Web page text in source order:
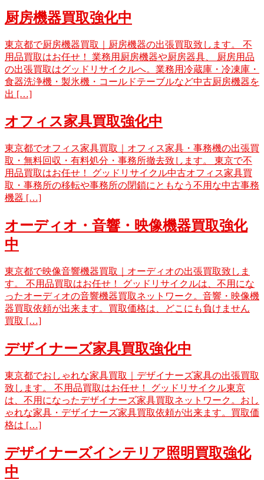
厨房機器買取強化中
東京都で厨房機器買取｜厨房機器の出張買取致します。 不
用品買取はお任せ！ 業務用厨房機器や厨房器具、 厨房用品
の出張買取はグッドリサイクルへ。業務用冷蔵庫・冷凍庫・
食器洗浄機・製氷機・コールドテーブルなど中古厨房機器を
出 […]
オフィス家具買取強化中
東京都でオフィス家具買取｜オフィス家具・事務機の出張買
取・無料回収・有料処分・事務所撤去致します。 東京で不
用品買取はお任せ！ グッドリサイクル中古オフィス家具買
取・事務所の移転や事務所の閉鎖にともなう不用な中古事務
機器 […]
オーディオ・音響・映像機器買取強化
中
東京都で映像音響機器買取｜オーディオの出張買取致しま
す。 不用品買取はお任せ！ グッドリサイクルは、不用にな
ったオーディオの音響機器買取ネットワーク。音響・映像機
器買取依頼が出来ます。買取価格は、どこにも負けません
買取 […]
デザイナーズ家具買取強化中
東京都でおしゃれな家具買取｜デザイナーズ家具の出張買取
致します。 不用品買取はお任せ！ グッドリサイクル東京
は、不用になったデザイナーズ家具買取ネットワーク。おし
ゃれな家具・デザイナーズ家具買取依頼が出来ます。買取価
格は […]
デザイナーズインテリア照明買取強化
中